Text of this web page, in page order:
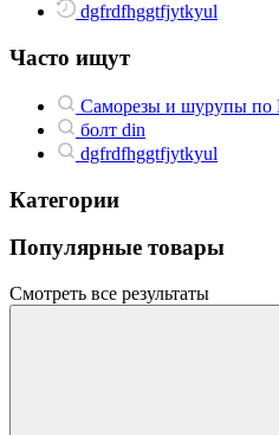
dgfrdfhggtfjytkyul
Часто ищут
Саморезы и шурупы
болт din
dgfrdfhggtfjytkyul
Категории
Популярные товары
Смотреть все результаты